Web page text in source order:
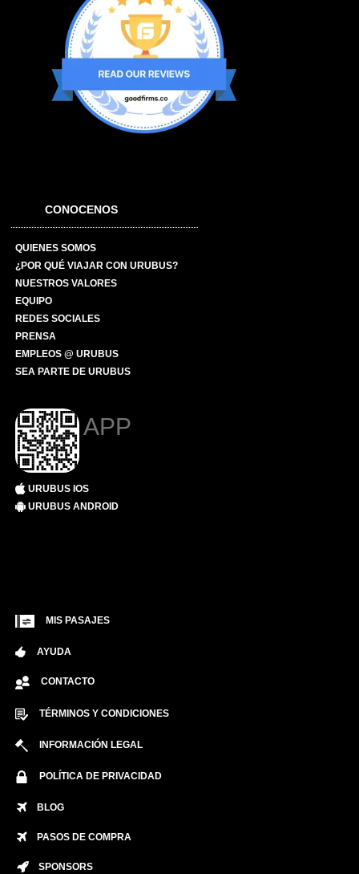
CONOCENOS
QUIENES SOMOS
¿POR QUÉ VIAJAR CON URUBUS?
NUESTROS VALORES
EQUIPO
REDES SOCIALES
PRENSA
EMPLEOS @ URUBUS
SEA PARTE DE URUBUS
APP
URUBUS IOS
URUBUS ANDROID
MIS PASAJES
AYUDA
CONTACTO
TÉRMINOS Y CONDICIONES
INFORMACIÓN LEGAL
POLÍTICA DE PRIVACIDAD
BLOG
PASOS DE COMPRA
SPONSORS